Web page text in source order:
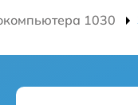
1030